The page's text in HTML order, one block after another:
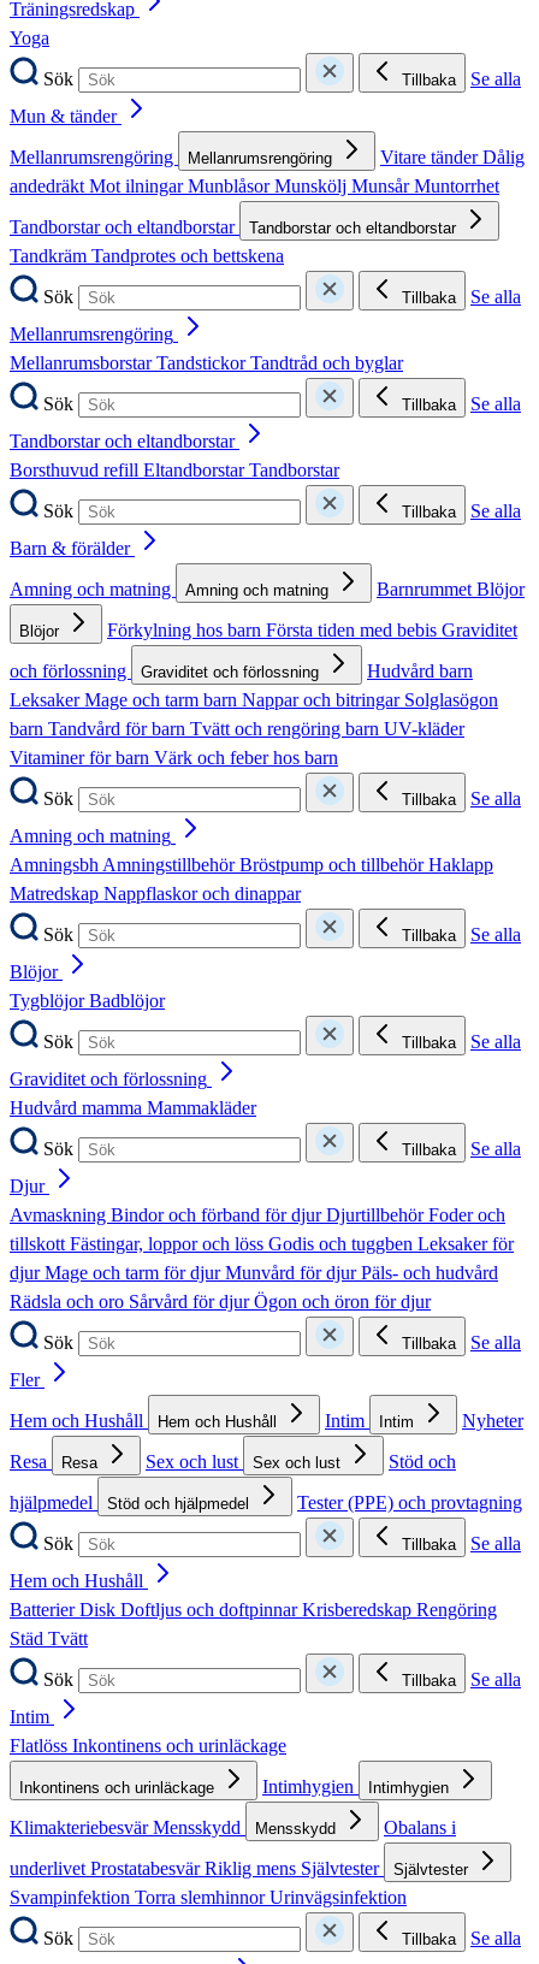
Träningsredskap
Yoga
Sök
Tillbaka
Se alla
Mun & tänder
Mellanrumsrengöring
Mellanrumsrengöring Vitare tänderDålig
andedräktMot ilningarMunblåsorMunskölj MunsårMuntorrhet
Tandborstar och eltandborstar
Tandborstar och eltandborstar
Tandkräm Tandprotes och bettskena
Sök
Tillbaka
Se alla
Mellanrumsrengöring
MellanrumsborstarTandstickorTandtråd och byglar
Sök
Tillbaka
Se alla
Tandborstar och eltandborstar
Borsthuvud refill EltandborstarTandborstar
Sök
Tillbaka
Se alla
Barn & förälder
Amning och matning
Amning och matning BarnrummetBlöjor
Blöjor Förkylning hos barn Första tiden med bebis Graviditet
och förlossning
Graviditet och förlossning
Hudvård barn
LeksakerMage och tarm barn Nappar och bitringar Solglasögon
barn Tandvård för barn Tvätt och rengöring barn UV-kläder
Vitaminer för barn Värk och feber hos barn
Sök
Tillbaka
Se alla
Amning och matning
AmningsbhAmningstillbehörBröstpump och tillbehörHaklapp
Matredskap Nappflaskor och dinappar
Sök
Tillbaka
Se alla
Blöjor
TygblöjorBadblöjor
Sök
Tillbaka
Se alla
Graviditet och förlossning
Hudvård mamma Mammakläder
Sök
Tillbaka
Se alla
Djur
Avmaskning Bindor och förband för djurDjurtillbehörFoder och
tillskottFästingar, loppor och löss Godis och tuggben Leksaker för
djurMage och tarm för djurMunvård för djurPäls- och hudvård
Rädsla och oro Sårvård för djurÖgon och öron för djur
Sök
Tillbaka
Se alla
Fler
Hem och Hushåll
Hem och Hushåll Intim Intim
Nyheter
Resa
Resa Sex och lust Sex och lust
Stöd och
hjälpmedel
Stöd och hjälpmedel
Tester (PPE) och provtagning
Sök
Tillbaka
Se alla
Hem och Hushåll
BatterierDisk Doftljus och doftpinnarKrisberedskap Rengöring
Städ Tvätt
Sök
Tillbaka
Se alla
Intim
Flatlöss Inkontinens och urinläckage
Inkontinens och urinläckage Intimhygien Intimhygien
KlimakteriebesvärMensskydd Mensskydd
Obalans i
underlivetProstatabesvärRiklig mens Självtester Självtester
Svampinfektion Torra slemhinnorUrinvägsinfektion
Sök
Tillbaka
Se alla